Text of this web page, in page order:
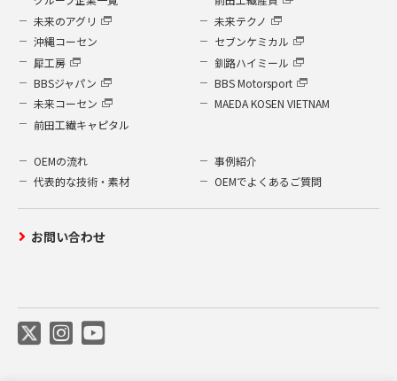
未来のアグリ
未来テクノ
沖縄コーセン
セブンケミカル
犀工房
釧路ハイミール
BBSジャパン
BBS Motorsport
未来コーセン
MAEDA KOSEN VIETNAM
前田工繊キャピタル
OEMの流れ
事例紹介
代表的な技術・素材
OEMでよくあるご質問
お問い合わせ